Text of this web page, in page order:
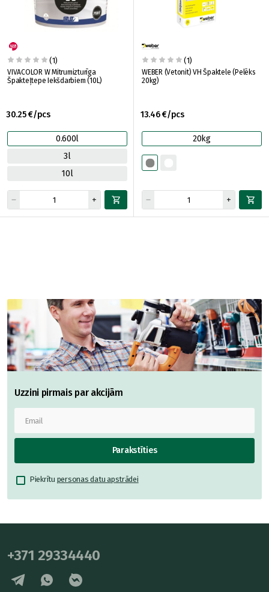
(1)
VIVACOLOR W Mitrumizturīga
Špakteļtepe Iekšdarbiem (10L)
30.25 €/pcs
0.600l
3l
10l
(1)
WEBER (Vetonit) VH Špaktele (Pelēks
20kg)
13.46 €/pcs
20kg
Uzzini pirmais par akcijām
Parakstīties
Piekrītu personas datu apstrādei
+371 29334440